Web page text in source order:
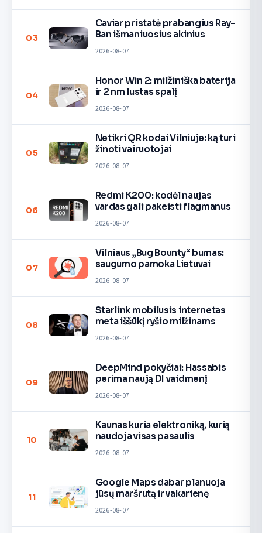
03
Caviar pristatė prabangius Ray-
Ban išmaniuosius akinius
2026-08-07
04
Honor Win 2: milžiniška baterija
ir 2 nm lustas spalį
2026-08-07
05
Netikri QR kodai Vilniuje: ką turi
žinoti vairuotojai
2026-08-07
06
Redmi K200: kodėl naujas
vardas gali pakeisti flagmanus
2026-08-07
07
Vilniaus „Bug Bounty“ bumas:
saugumo pamoka Lietuvai
2026-08-07
08
Starlink mobilusis internetas
meta iššūkį ryšio milžinams
2026-08-07
09
DeepMind pokyčiai: Hassabis
perima naują DI vaidmenį
2026-08-07
10
Kaunas kuria elektroniką, kurią
naudoja visas pasaulis
2026-08-07
11
Google Maps dabar planuoja
jūsų maršrutą ir vakarienę
2026-08-07